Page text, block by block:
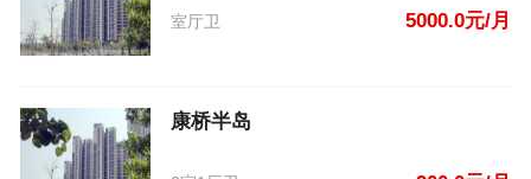
室厅卫 5000.0元/月
康桥半岛